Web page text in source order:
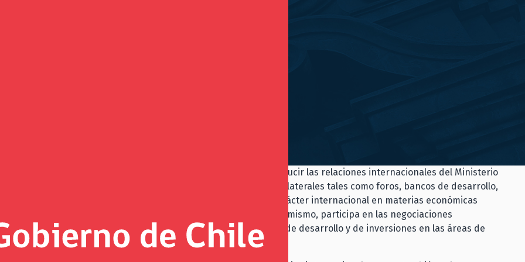
Asuntos Internacionales es la encargada de implementar y conducir las relaciones internacionales del Ministerio
ante organismos internacionales regionales, plurilaterales y multilaterales tales como foros, bancos de desarrollo,
y todo tipo de entidades públicas o privadas extranjeras o de carácter internacional en materias económicas
desarrollo sostenible y financiamiento climático internacional. Asimismo, participa en las negociaciones
iniciadas por nuestro país e implementa la política comercial, de desarrollo y de inversiones en las áreas de
del Ministerio de Hacienda.